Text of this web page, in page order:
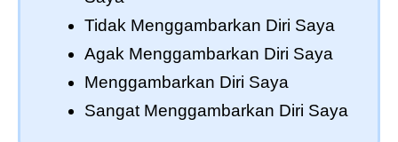
Tidak Menggambarkan Diri Saya
Agak Menggambarkan Diri Saya
Menggambarkan Diri Saya
Sangat Menggambarkan Diri Saya